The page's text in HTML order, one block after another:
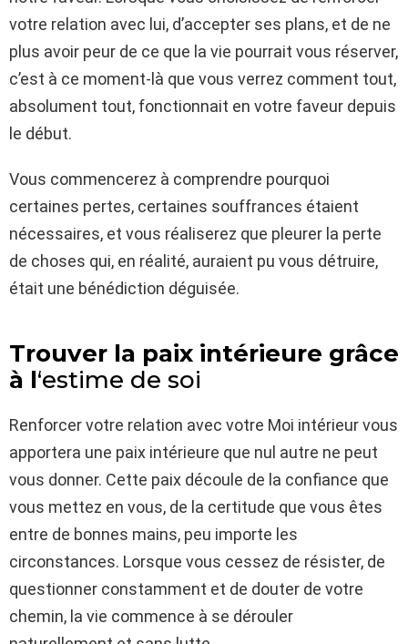
votre relation avec lui, d’accepter ses plans, et de ne
plus avoir peur de ce que la vie pourrait vous réserver,
c’est à ce moment-là que vous verrez comment tout,
absolument tout, fonctionnait en votre faveur depuis
le début.
Vous commencerez à comprendre pourquoi
certaines pertes, certaines souffrances étaient
nécessaires, et vous réaliserez que pleurer la perte
de choses qui, en réalité, auraient pu vous détruire,
était une bénédiction déguisée.
Trouver la paix intérieure grâce
à l‘estime de soi
Renforcer votre relation avec votre Moi intérieur vous
apportera une paix intérieure que nul autre ne peut
vous donner. Cette paix découle de la confiance que
vous mettez en vous, de la certitude que vous êtes
entre de bonnes mains, peu importe les
circonstances. Lorsque vous cessez de résister, de
questionner constamment et de douter de votre
chemin, la vie commence à se dérouler